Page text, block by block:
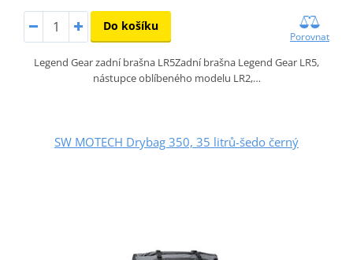
Do košíku
Porovnat
Legend Gear zadní brašna LR5Zadní brašna Legend Gear LR5,
nástupce oblíbeného modelu LR2,…
SW MOTECH Drybag 350, 35 litrů-šedo černý